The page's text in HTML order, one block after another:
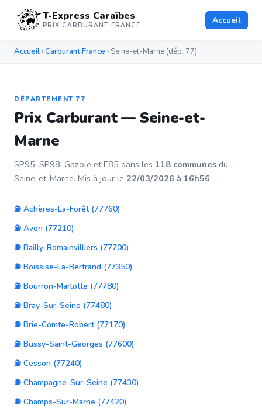
T-Express Caraïbes
PRIX CARBURANT FRANCE Accueil
Accueil ›Carburant France › Seine-et-Marne (dép. 77)
DÉPARTEMENT 77
Prix Carburant — Seine-et-
Marne
SP95, SP98, Gazole et E85 dans les 118 communes du
Seine-et-Marne. Mis à jour le 22/03/2026 à 16h56.
⛽ Achères-La-Forêt (77760)
⛽ Avon (77210)
⛽ Bailly-Romainvilliers (77700)
⛽ Boissise-La-Bertrand (77350)
⛽ Bourron-Marlotte (77780)
⛽ Bray-Sur-Seine (77480)
⛽ Brie-Comte-Robert (77170)
⛽ Bussy-Saint-Georges (77600)
⛽ Cesson (77240)
⛽ Champagne-Sur-Seine (77430)
⛽ Champs-Sur-Marne (77420)